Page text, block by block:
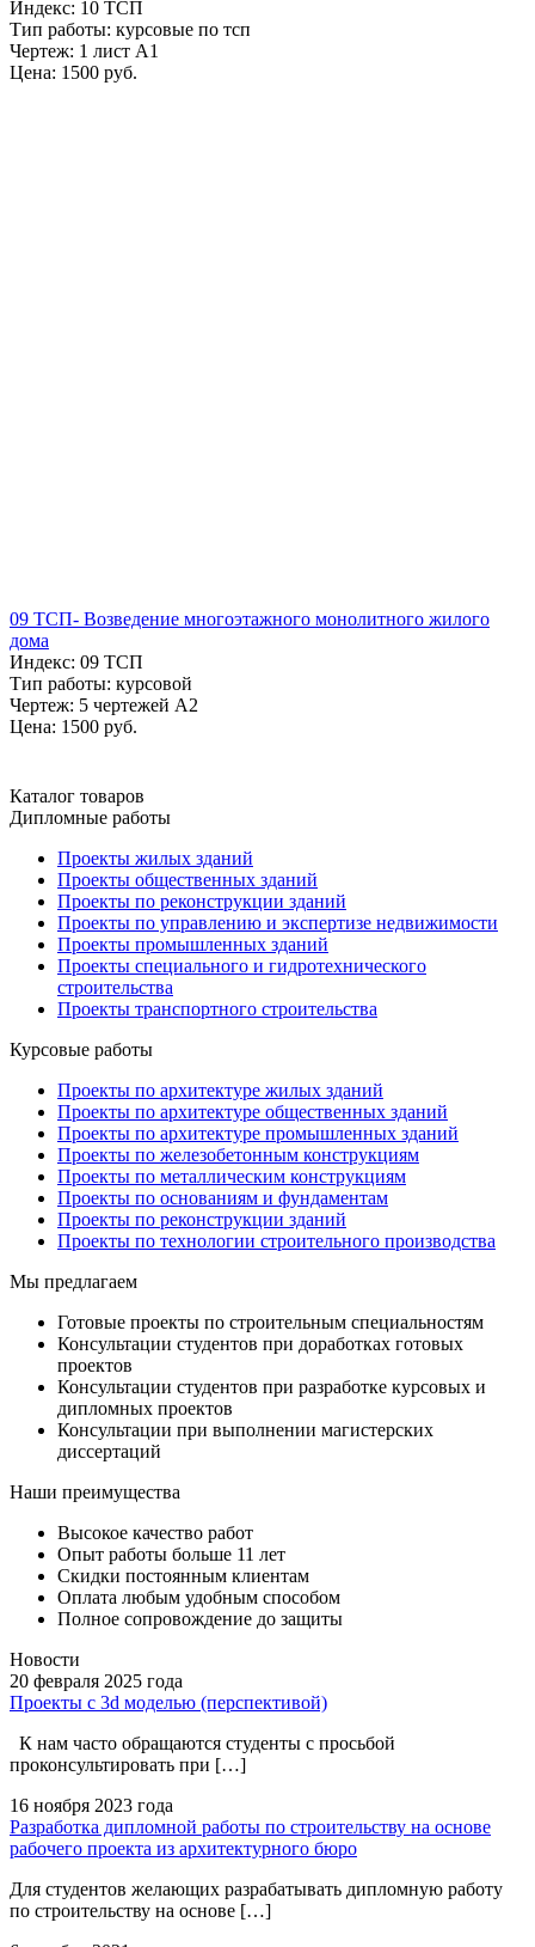
Индекс: 10 ТСП
Тип работы: курсовые по тсп
Чертеж: 1 лист А1
Цена: 1500 руб.
09 ТСП- Возведение многоэтажного монолитного жилого
дома
Индекс: 09 ТСП
Тип работы: курсовой
Чертеж: 5 чертежей А2
Цена: 1500 руб.
Каталог товаров
Дипломные работы
Проекты жилых зданий
Проекты общественных зданий
Проекты по реконструкции зданий
Проекты по управлению и экспертизе недвижимости
Проекты промышленных зданий
Проекты специального и гидротехнического
строительства
Проекты транспортного строительства
Курсовые работы
Проекты по архитектуре жилых зданий
Проекты по архитектуре общественных зданий
Проекты по архитектуре промышленных зданий
Проекты по железобетонным конструкциям
Проекты по металлическим конструкциям
Проекты по основаниям и фундаментам
Проекты по реконструкции зданий
Проекты по технологии строительного производства
Мы предлагаем
Готовые проекты по строительным специальностям
Консультации студентов при доработках готовых
проектов
Консультации студентов при разработке курсовых и
дипломных проектов
Консультации при выполнении магистерских
диссертаций
Наши преимущества
Высокое качество работ
Опыт работы больше 11 лет
Скидки постоянным клиентам
Оплата любым удобным способом
Полное сопровождение до защиты
Новости
20 февраля 2025 года
Проекты с 3d моделью (перспективой)
К нам часто обращаются студенты с просьбой
проконсультировать при […]
16 ноября 2023 года
Разработка дипломной работы по строительству на основе
рабочего проекта из архитектурного бюро
Для студентов желающих разрабатывать дипломную работу
по строительству на основе […]